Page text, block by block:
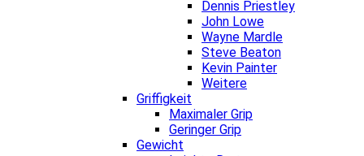
Dennis Priestley
John Lowe
Wayne Mardle
Steve Beaton
Kevin Painter
Weitere
Griffigkeit
Maximaler Grip
Geringer Grip
Gewicht